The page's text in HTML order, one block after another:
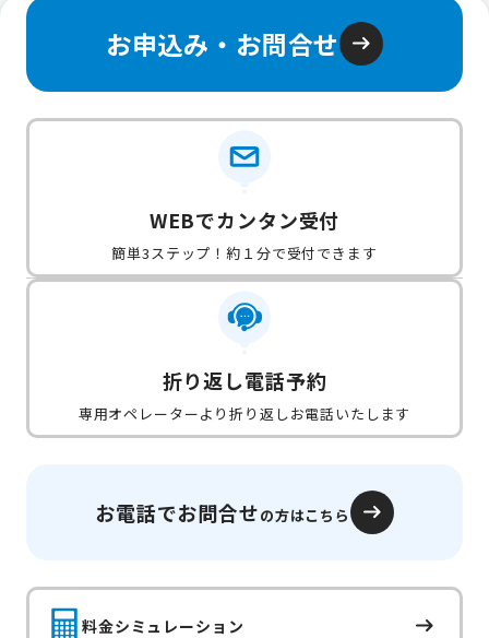
お申込み・お問合せ
WEBでカンタン受付
簡単3ステップ！約１分で受付できます
折り返し電話予約
専用オペレーターより折り返しお電話いたします
お電話でお問合せの方はこちら
料金シミュレーション